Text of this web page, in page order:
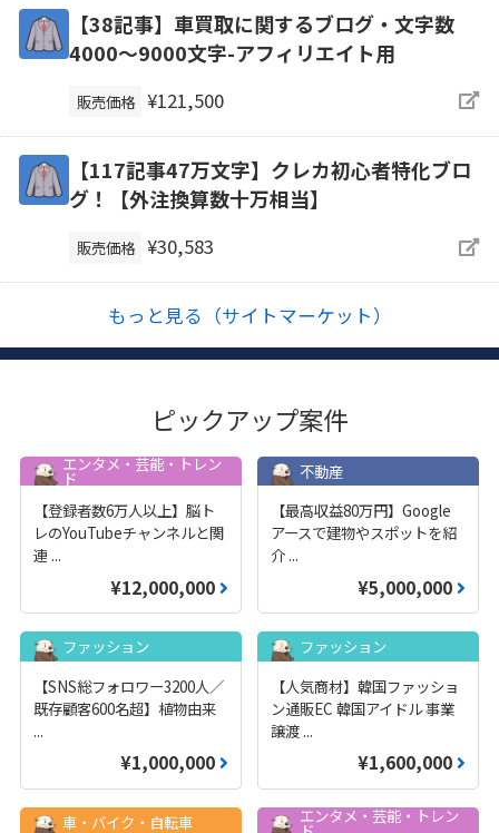
【38記事】車買取に関するブログ・文字数
4000～9000文字-アフィリエイト用
販売価格 ¥121,500
【117記事47万文字】クレカ初心者特化ブロ
グ！【外注換算数十万相当】
販売価格 ¥30,583
もっと見る（サイトマーケット）
ピックアップ案件
エンタメ・芸能・トレン
ド
【登録者数6万人以上】脳ト
レのYouTubeチャンネルと関
連 ...
¥12,000,000
不動産
【最高収益80万円】Google
アースで建物やスポットを紹
介 ...
¥5,000,000
ファッション
【SNS総フォロワー3200人／
既存顧客600名超】植物由来
...
¥1,000,000
ファッション
【人気商材】韓国ファッショ
ン通販EC 韓国アイドル 事業
譲渡 ...
¥1,600,000
車・バイク・自転車 エンタメ・芸能・トレン